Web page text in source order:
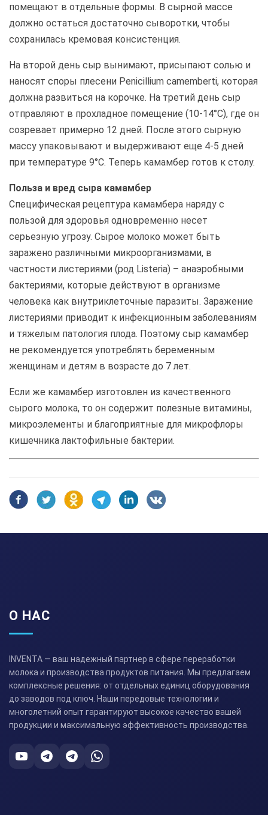
помещают в отдельные формы. В сырной массе
должно остаться достаточно сыворотки, чтобы
сохранилась кремовая консистенция.
На второй день сыр вынимают, присыпают солью и
наносят споры плесени Penicillium camemberti, которая
должна развиться на корочке. На третий день сыр
отправляют в прохладное помещение (10-14°C), где он
созревает примерно 12 дней. После этого сырную
массу упаковывают и выдерживают еще 4-5 дней
при температуре 9°C. Теперь камамбер готов к столу.
Польза и вред сыра камамбер
Специфическая рецептура камамбера наряду с
пользой для здоровья одновременно несет
серьезную угрозу. Сырое молоко может быть
заражено различными микроорганизмами, в
частности листериями (род Listeria) – анаэробными
бактериями, которые действуют в организме
человека как внутриклеточные паразиты. Заражение
листериями приводит к инфекционным заболеваниям
и тяжелым патология плода. Поэтому сыр камамбер
не рекомендуется употреблять беременным
женщинам и детям в возрасте до 7 лет.
Если же камамбер изготовлен из качественного
сырого молока, то он содержит полезные витамины,
микроэлементы и благоприятные для микрофлоры
кишечника лактофильные бактерии.
О НАС
INVENTA — ваш надежный партнер в сфере переработки
молока и производства продуктов питания. Мы предлагаем
комплексные решения: от отдельных единиц оборудования
до заводов под ключ. Наши передовые технологии и
многолетний опыт гарантируют высокое качество вашей
продукции и максимальную эффективность производства.